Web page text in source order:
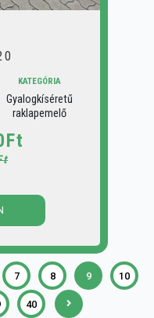
KATEGÓRIA
Gyalogkíséretű
raklapemelő
7 8 9 10
40